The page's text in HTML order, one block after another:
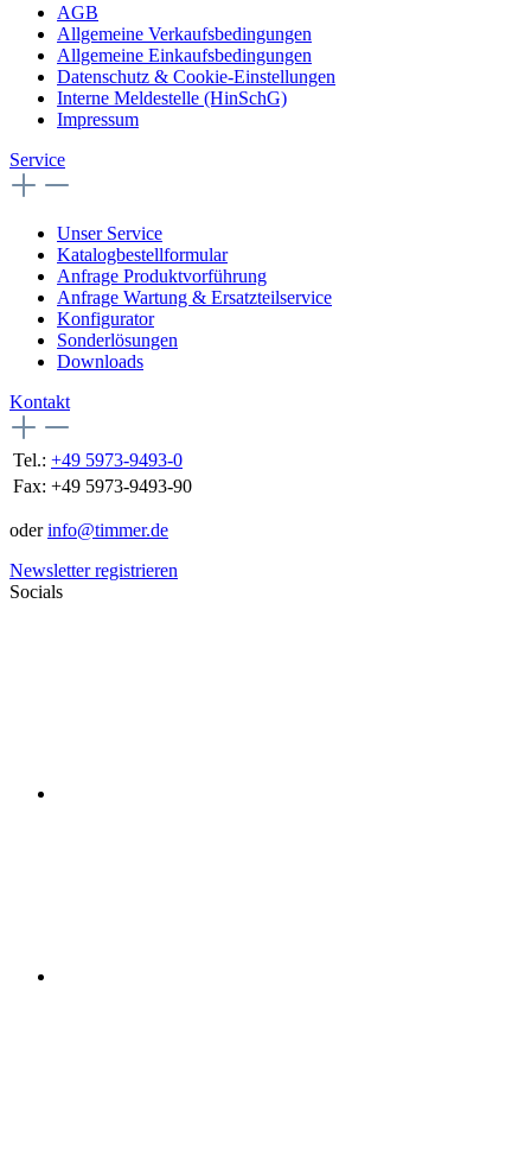
AGB
Allgemeine Verkaufsbedingungen
Allgemeine Einkaufsbedingungen
Datenschutz & Cookie-Einstellungen
Interne Meldestelle (HinSchG)
Impressum
Service
Unser Service
Katalogbestellformular
Anfrage Produktvorführung
Anfrage Wartung & Ersatzteilservice
Konfigurator
Sonderlösungen
Downloads
Kontakt
Tel.: +49 5973-9493-0
Fax: +49 5973-9493-90
oderinfo@timmer.de
Newsletter registrieren
Socials